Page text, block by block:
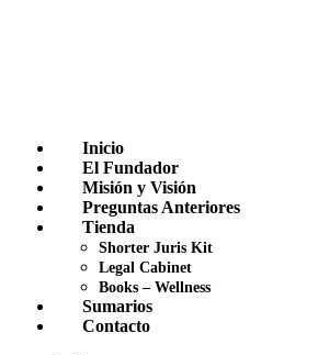
Inicio
El Fundador
Misión y Visión
Preguntas Anteriores
Tienda
Shorter Juris Kit
Legal Cabinet
Books – Wellness
Sumarios
Contacto